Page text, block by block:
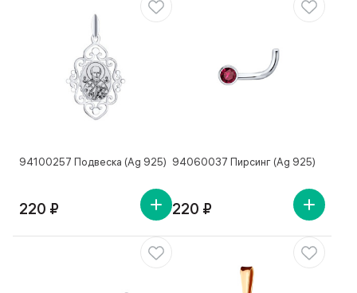
94100257 Подвеска (Ag 925)
220 ₽
94060037 Пирсинг (Ag 925)
220 ₽